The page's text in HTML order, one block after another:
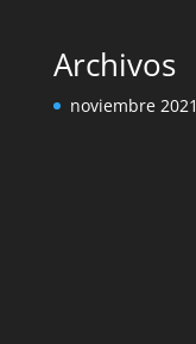
Archivos
noviembre 2021